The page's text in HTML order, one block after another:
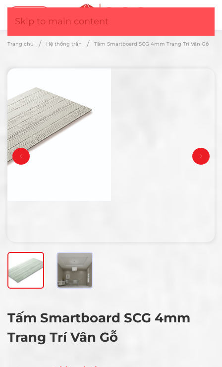
Skip to main content
Trang chủ Hệ thống trần Tấm Smartboard SCG 4mm Trang Trí Vân Gỗ
Tấm Smartboard SCG 4mm
Trang Trí Vân Gỗ